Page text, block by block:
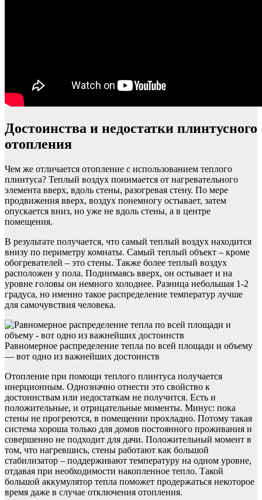
Достоинства и недостатки плинтусного
отопления
Чем же отличается отопление с использованием теплого
плинтуса? Теплый воздух понимается от нагревательного
элемента вверх, вдоль стены, разогревая стену. По мере
продвижения вверх, воздух понемногу остывает, затем
опускается вниз, но уже не вдоль стены, а в центре
помещения.
В результате получается, что самый теплый воздух находится
внизу по периметру комнаты. Самый теплый объект – кроме
обогревателей – это стены. Также более теплый воздух
расположен у пола. Поднимаясь вверх, он остывает и на
уровне головы он немного холоднее. Разница небольшая 1-2
градуса, но именно такое распределение температур лучше
для самочувствия человека.
Равномерное распределение тепла по всей площади и объему
— вот одно из важнейших достоинств
Отопление при помощи теплого плинтуса получается
инерционным. Однозначно отнести это свойство к
достоинствам или недостаткам не получится. Есть и
положительные, и отрицательные моменты. Минус: пока
стены не прогреются, в помещении прохладно. Потому такая
система хороша только для домов постоянного проживания и
совершенно не подходит для дачи. Положительный момент в
том, что нагревшись, стены работают как большой
стабилизатор – поддерживают температуру на одном уровне,
отдавая при необходимости накопленное тепло. Такой
большой аккумулятор тепла поможет продержаться некоторое
время даже в случае отключения отопления.